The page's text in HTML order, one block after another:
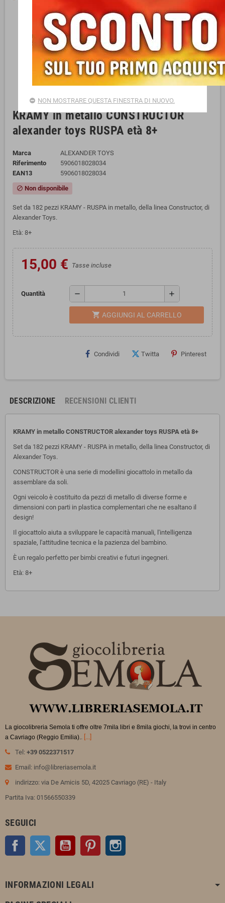
KRAMY in metallo CONSTRUCTOR
alexander toys RUSPA età 8+
Marca
ALEXANDER TOYS
Riferimento
5906018028034
EAN13
5906018028034
block Non disponibile
Set da 182 pezzi KRAMY - RUSPA in metallo, della linea Constructor, di
Alexander Toys.
Età: 8+
15,00 € Tasse incluse
Quantità remove add
shopping_cart AGGIUNGI AL CARRELLO
Condividi Twitta Pinterest
DESCRIZIONE RECENSIONI CLIENTI
KRAMY in metallo CONSTRUCTOR alexander toys RUSPA età 8+
Set da 182 pezzi KRAMY - RUSPA in metallo, della linea Constructor, di
Alexander Toys.
CONSTRUCTOR è una serie di modellini giocattolo in metallo da
assemblare da soli.
Ogni veicolo è costituito da pezzi di metallo di diverse forme e
dimensioni con parti in plastica complementari che ne esaltano il
design!
Il giocattolo aiuta a sviluppare le capacità manuali, l'intelligenza
spaziale, l'attitudine tecnica e la pazienza del bambino.
È un regalo perfetto per bimbi creativi e futuri ingegneri.
Età: 8+
La giocolibreria Semola ti offre oltre 7mila libri e 8mila giochi, la trovi in centro
a Cavriago (Reggio Emilia). . [...]
Tel: +39 0522371517
Email: info@libreriasemola.it
indirizzo: via De Amicis 5D, 42025 Cavriago (RE) - Italy
Partita Iva: 01566550339
SEGUICI
Facebook Twitter YouTube Pinterest
INFORMAZIONI LEGALI
NON MOSTRARE QUESTA FINESTRA DI NUOVO.